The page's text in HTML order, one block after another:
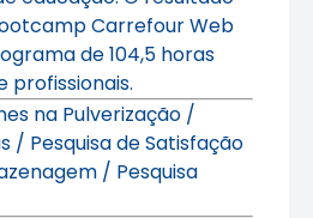
Carrefour Web
de 104,5 horas
profissionais.
na Pulverização /
/ Pesquisa de Satisfação
/ Pesquisa